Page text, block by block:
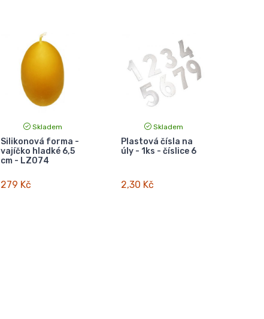
Skladem
Silikonová forma -
vajíčko hladké 6,5
cm - LZ074
279 Kč
Skladem
Plastová čísla na
úly - 1ks - číslice 6
2,30 Kč